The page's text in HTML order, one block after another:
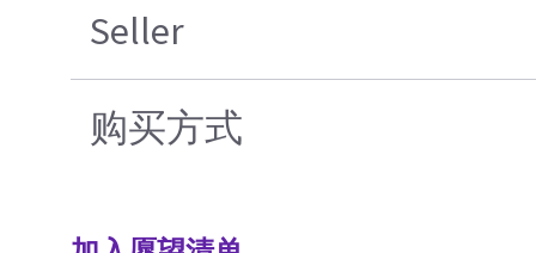
Seller
购买方式